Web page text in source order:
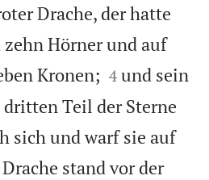
Drache, der hatte
zehn Hörner und auf
Kronen; 

4 und sein
dritten Teil der Sterne
sich und warf sie auf
stand vor der